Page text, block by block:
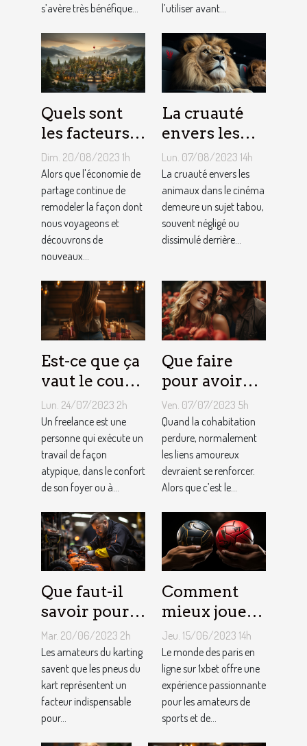
s’avère très bénéfique...
l’utiliser avant...
Quels sont
les facteurs
qui sous-
tendent la
tarification
des services
de
conciergerie
Dim. 20/08/2023 1h
Alors que l'économie de
partage continue de
remodeler la façon dont
nous voyageons et
découvrons de
nouveaux...
La cruauté
envers les
animaux
dans le
cinéma : un
sujet tabou
Lun. 07/08/2023 14h
La cruauté envers les
animaux dans le cinéma
demeure un sujet tabou,
souvent négligé ou
dissimulé derrière...
Est-ce que ça
vaut le coup
de devenir
indépendant
?
Lun. 24/07/2023 2h
Un freelance est une
personne qui exécute un
travail de façon
atypique, dans le confort
de son foyer ou à...
Que faire
pour avoir
toujours la
vie rose en
couple ?
Ven. 07/07/2023 5h
Quand la cohabitation
perdure, normalement
les liens amoureux
devraient se renforcer.
Alors que c’est le...
Que faut-il
savoir pour
un meilleur
ajustement
de la
pression des
pneus de
Kart ?
Mar. 20/06/2023 2h
Les amateurs du karting
savent que les pneus du
kart représentent un
facteur indispensable
pour...
Comment
mieux jouer
pour gagner
au jeu
1XBET ?
Jeu. 15/06/2023 14h
Le monde des paris en
ligne sur 1xbet offre une
expérience passionnante
pour les amateurs de
sports et de...